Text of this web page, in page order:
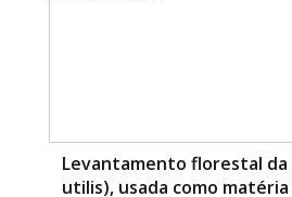
Levantamento florestal da
utilis), usada como